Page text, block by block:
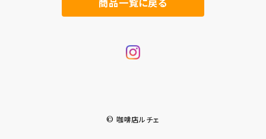
商品一覧に戻る
© 咖啡店ルチェ